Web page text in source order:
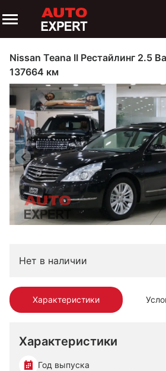
Nissan Teana II Рестайлинг 2.5
137664 км
Характеристики
Характеристики
Год выпуска
Нет в наличии